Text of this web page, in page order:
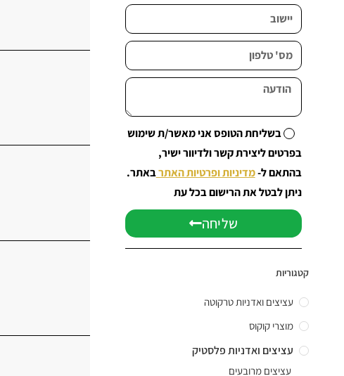
בשליחת הטופס אני מאשר/ת שימוש
בפרטים ליצירת קשר ולדיוור ישיר,
בהתאם ל-מדיניות ופרטיות האתרבאתר.
ניתן לבטל את הרישום בכל עת
שליחה
קטגוריות
עציצים ואדניות טרקוטה
מוצרי קוקוס
עציצים ואדניות פלסטיק
עציצים מרובעים